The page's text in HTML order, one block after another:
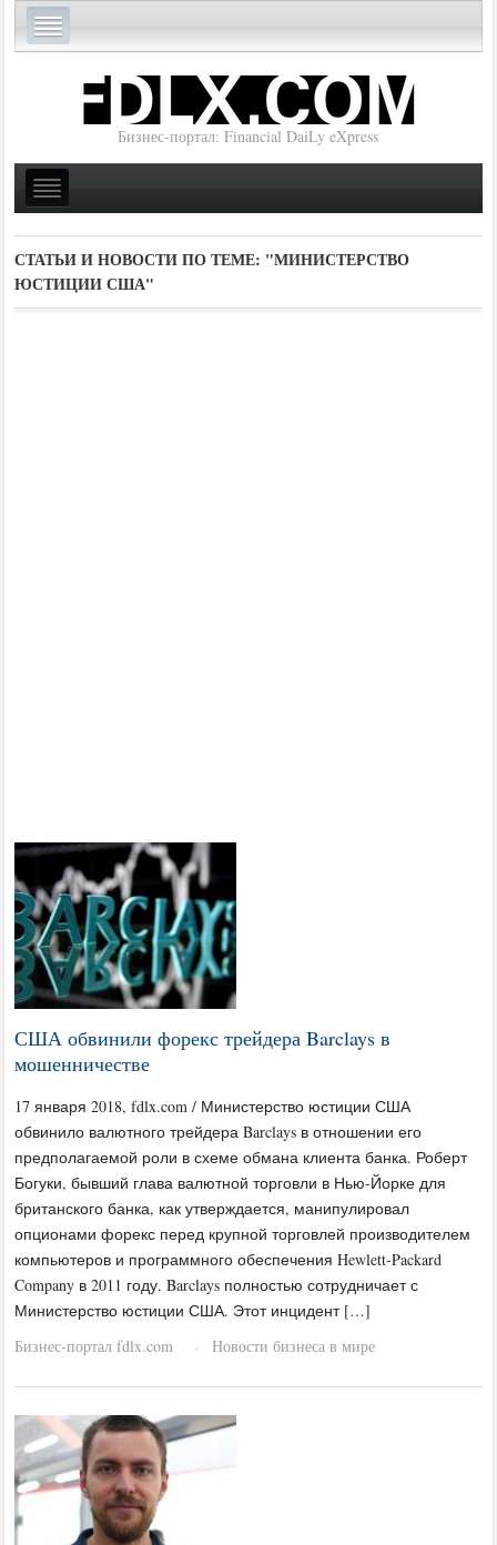
Бизнес-портал: Financial DaiLy eXpress
СТАТЬИ И НОВОСТИ ПО ТЕМЕ: "МИНИСТЕРСТВО
ЮСТИЦИИ США"
США обвинили форекс трейдера Barclays в
мошенничестве
17 января 2018, fdlx.com / Министерство юстиции США
обвинило валютного трейдера Barclays в отношении его
предполагаемой роли в схеме обмана клиента банка. Роберт
Богуки, бывший глава валютной торговли в Нью-Йорке для
британского банка, как утверждается, манипулировал
опционами форекс перед крупной торговлей производителем
компьютеров и программного обеспечения Hewlett-Packard
Company в 2011 году. Barclays полностью сотрудничает с
Министерство юстиции США. Этот инцидент […]
Бизнес-портал fdlx.com
· Новости бизнеса в мире